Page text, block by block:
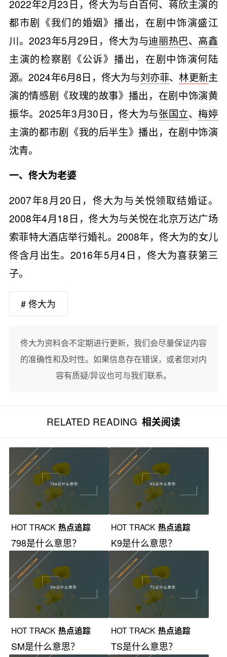
2022年2月23日，佟大为与白百何、蒋欣主演的
都市剧《我们的婚姻》播出，在剧中饰演盛江
川。2023年5月29日，佟大为与迪丽热巴、 高鑫
主演的检察剧《公诉》播出，在剧中饰演何陆
源。2024年6月8日，佟大为与刘亦菲、林更新主
演的情感剧《玫瑰的故事》播出，在剧中饰演黄
振华。2025年3月30日，佟大为与张国立、梅婷
主演的都市剧《我的后半生》播出，在剧中饰演
沈青。
一、佟大为老婆
2007年8月20日，佟大为与关悦领取结婚证。
2008年4月18日，佟大为与关悦在北京万达广场
索菲特大酒店举行婚礼。2008年，佟大为的女儿
佟含月出生。2016年5月4日，佟大为喜获第三
子。
# 佟大为
佟大为资料会不定期进行更新，我们会尽量保证内容
的准确性和及时性。如果信息存在错误，或者您对内
容有质疑/异议也可与我们联系。
RELATED READING 相关阅读
HOT TRACK 热点追踪
798是什么意思？
HOT TRACK 热点追踪
K9是什么意思？
HOT TRACK 热点追踪
SM是什么意思？
HOT TRACK 热点追踪
TS是什么意思？